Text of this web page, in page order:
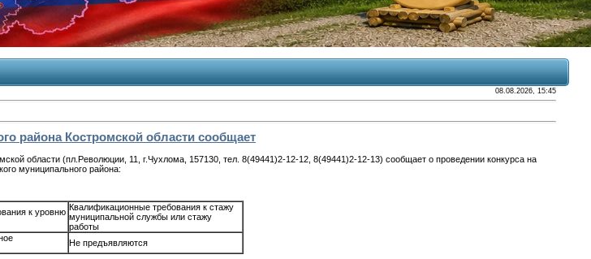
08.08.2026, 15:45
района Костромской области сообщает
области (пл.Революции, 11, г.Чухлома, 157130, тел. 8(49441)2-12-12, 8(49441)2-12-13) сообщает о проведении конкурса на
муниципального района:
к уровню Квалификационные требования к стажу
муниципальной службы или стажу
работы
Не предъявляются